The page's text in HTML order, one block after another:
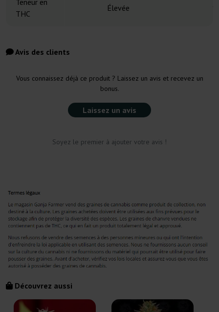
Teneur en
THC
Élevée
Avis des clients
Vous connaissez déjà ce produit ? Laissez un avis et recevez un
bonus.
Laissez un avis
Soyez le premier à ajouter votre avis !
Découvrez aussi